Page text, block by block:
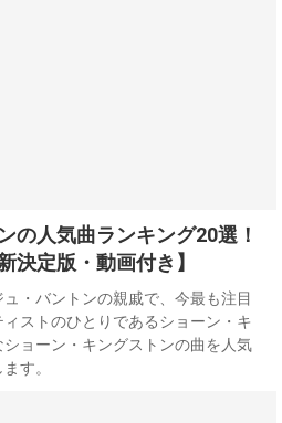
の人気曲ランキング20選！
決定版・動画付き】
・バントンの親戚で、今最も注目
ストのひとりであるショーン・キ
ョーン・キングストンの曲を人気
す。